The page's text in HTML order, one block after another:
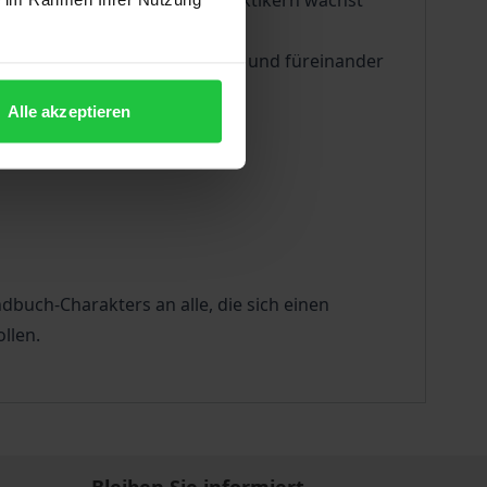
Alle akzeptieren
miteinander verbindet und füreinander
Charakters an alle, die sich einen